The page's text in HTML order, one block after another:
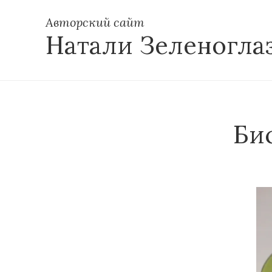
Авторский сайт
Натали